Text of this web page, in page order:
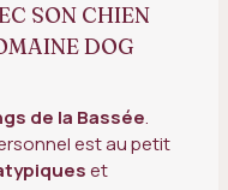
SON CHIEN
DOG
de la Bassée.
est au petit
et